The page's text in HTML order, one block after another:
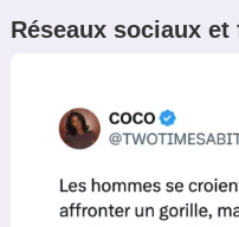
Réseaux sociaux et